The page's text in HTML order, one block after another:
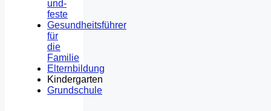
und-
feste
Gesundheitsführer
für
die
Familie
Elternbildung
Kindergarten
Grundschule